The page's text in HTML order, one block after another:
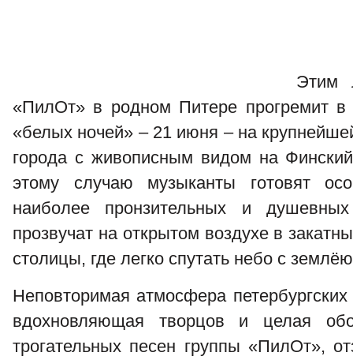
Этим
«ПилОт» в родном Питере прогремит
«белых ночей» – 21 июня – на
города с живописным видом на
этому случаю музыканты готовят
наиболее пронзительных и
прозвучат на открытом воздухе в
столицы, где легко спутать небо с
Неповторимая атмосфера
вдохновляющая творцов и целая
трогательных песен группы «ПилОт»,